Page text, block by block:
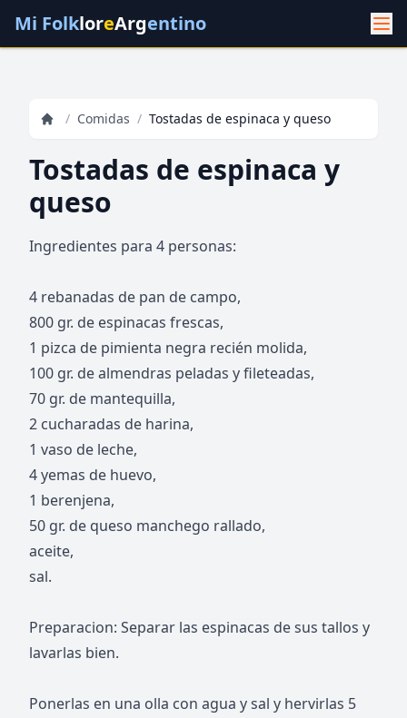
Mi FolkloreArgentino
/ Comidas / Tostadas de espinaca y queso
Tostadas de espinaca y
queso
Ingredientes para 4 personas:
4 rebanadas de pan de campo,
800 gr. de espinacas frescas,
1 pizca de pimienta negra recién molida,
100 gr. de almendras peladas y fileteadas,
70 gr. de mantequilla,
2 cucharadas de harina,
1 vaso de leche,
4 yemas de huevo,
1 berenjena,
50 gr. de queso manchego rallado,
aceite,
sal.
Preparacion: Separar las espinacas de sus tallos y
lavarlas bien.
Ponerlas en una olla con agua y sal y hervirlas 5